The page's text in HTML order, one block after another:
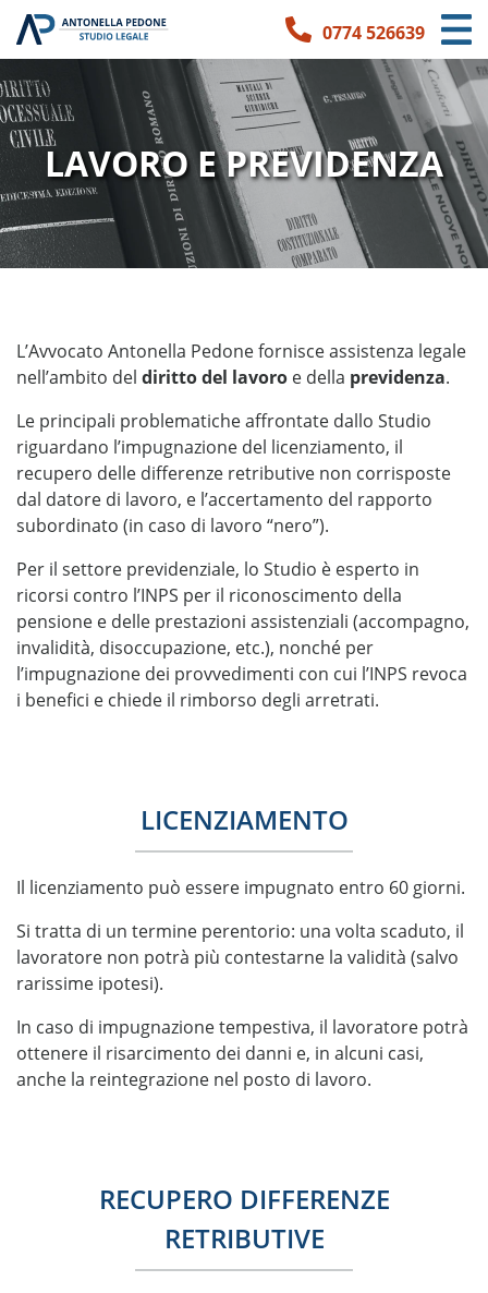
Link per l'accessibilità
Vai ai contenuti principali
Vai ai contatti0774 526639
LAVORO E PREVIDENZA
L’Avvocato Antonella Pedone fornisce assistenza legale
nell’ambito del diritto del lavoro e della previdenza.
Le principali problematiche affrontate dallo Studio
riguardano l’impugnazione del licenziamento, il
recupero delle differenze retributive non corrisposte
dal datore di lavoro, e l’accertamento del rapporto
subordinato (in caso di lavoro “nero”).
Per il settore previdenziale, lo Studio è esperto in
ricorsi contro l’INPS per il riconoscimento della
pensione e delle prestazioni assistenziali (accompagno,
invalidità, disoccupazione, etc.), nonché per
l’impugnazione dei provvedimenti con cui l’INPS revoca
i benefici e chiede il rimborso degli arretrati.
LICENZIAMENTO
Il licenziamento può essere impugnato entro 60 giorni.
Si tratta di un termine perentorio: una volta scaduto, il
lavoratore non potrà più contestarne la validità (salvo
rarissime ipotesi).
In caso di impugnazione tempestiva, il lavoratore potrà
ottenere il risarcimento dei danni e, in alcuni casi,
anche la reintegrazione nel posto di lavoro.
RECUPERO DIFFERENZE
RETRIBUTIVE